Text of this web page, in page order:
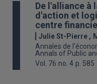
De l'alliance à
d'action et
centre
Julie St-Pierre
Annales de
Annals of Public
Vol. 76 no. 4 p. 585